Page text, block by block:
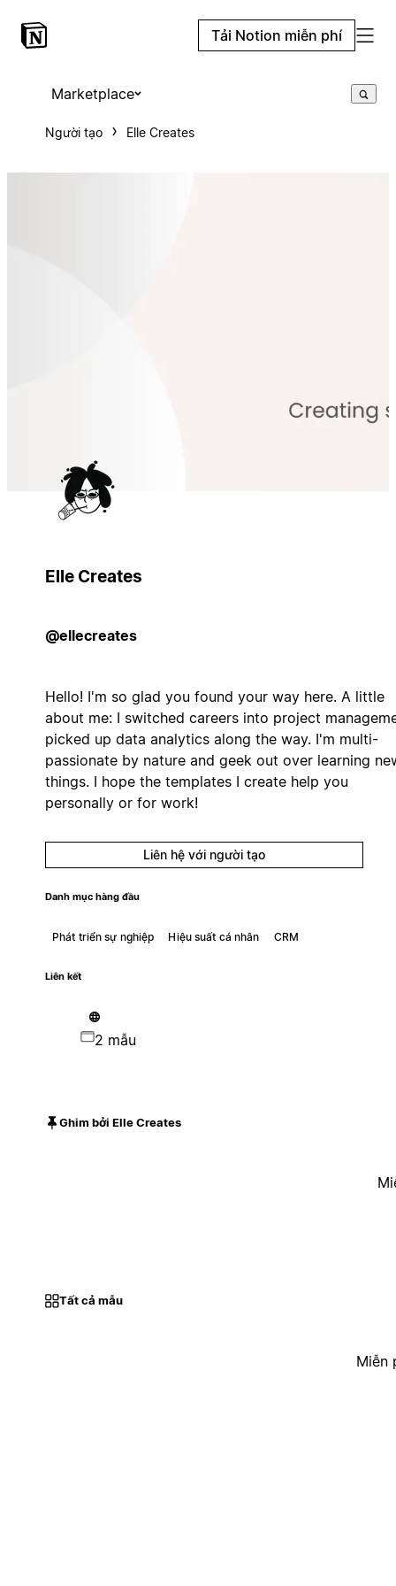
Tải Notion miễn phí
Marketplace
Người tạo Elle Creates
Elle Creates
@ellecreates
Hello! I'm so glad you found your way here. A little
about me: I switched careers into project
picked up data analytics along the way. I'm multi-
passionate by nature and geek out over learning
things. I hope the templates I create help you
personally or for work!
Liên hệ với người tạo
Danh mục hàng đầu
Phát triển sự nghiệp Hiệu suất cá nhân CRM
Liên kết
2 mẫu
Ghim bởi Elle Creates
Tất cả mẫu
Miễn